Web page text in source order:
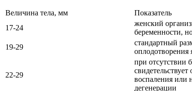
Величина тела, мм
Показатель
17-24
женский
беременности,
19-29
стандартный
оплодотворения
22-29
при отсутствии
свидетельствует
воспаления или
дегенерации